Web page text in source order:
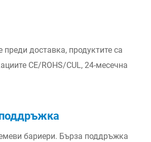
преди доставка, продуктите са
CE/ROHS/CUL, 24-месечна
бариери. Бърза поддръжка